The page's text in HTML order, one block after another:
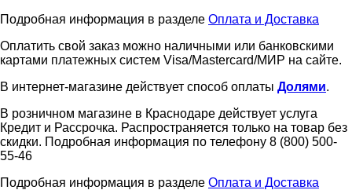
Подробная информация в разделе Оплата и Доставка
Оплатить свой заказ можно наличными или банковскими
картами платежных систем Visa/Mastercard/МИР на сайте.
В интернет-магазине действует способ оплаты Долями.
В розничном магазине в Краснодаре действует услуга
Кредит и Рассрочка. Распространяется только на товар без
скидки. Подробная информация по телефону 8 (800) 500-
55-46
Подробная информация в разделе Оплата и Доставка